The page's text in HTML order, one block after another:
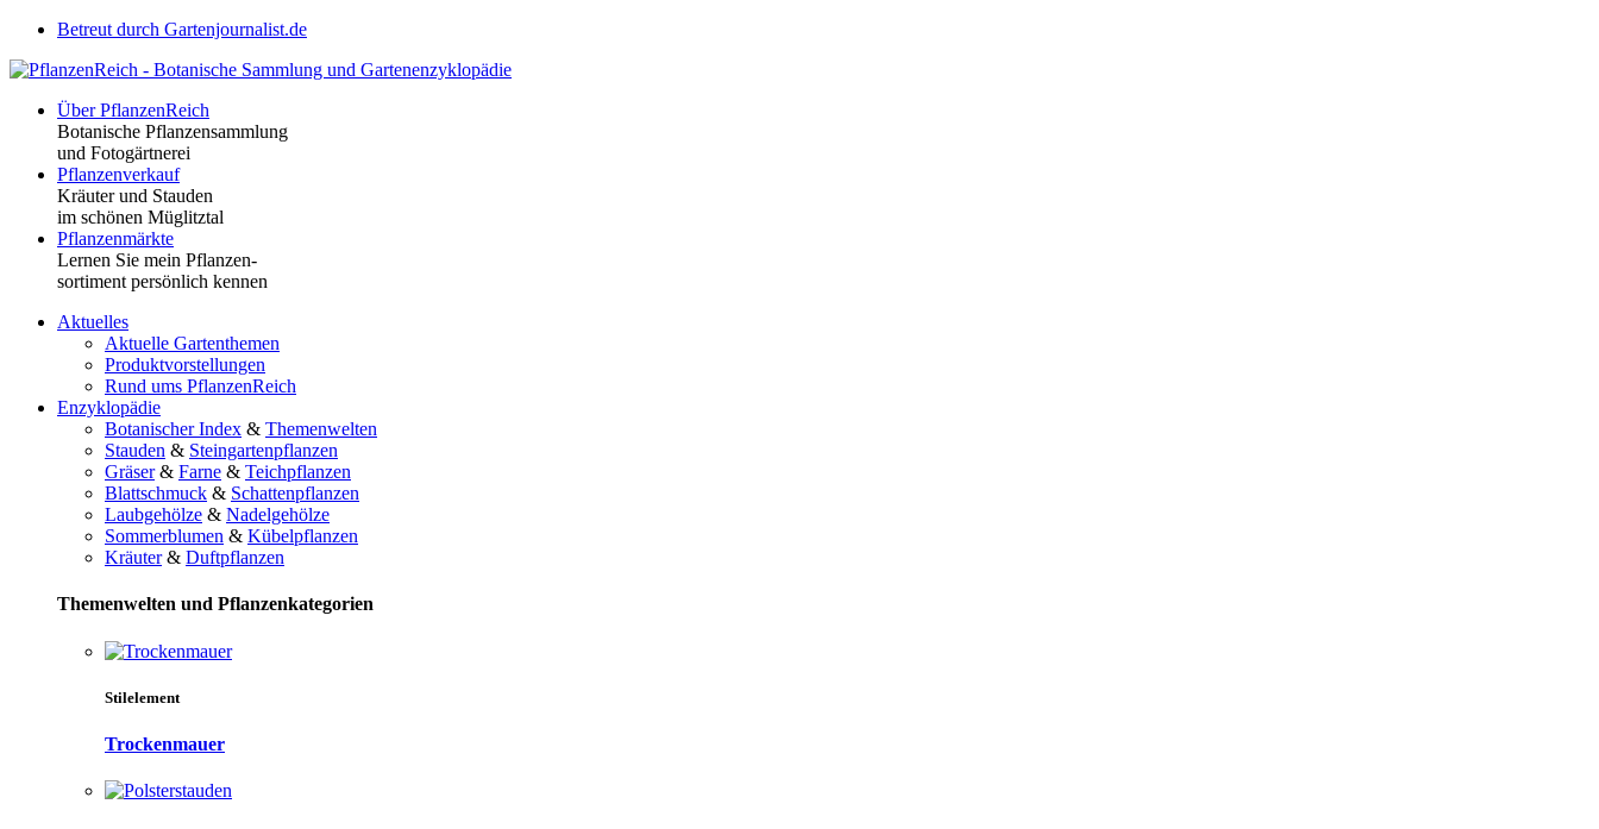
Betreut durch Gartenjournalist.de
Über PflanzenReich
Botanische Pflanzensammlung
und Fotogärtnerei
Pflanzenverkauf
Kräuter und Stauden
im schönen Müglitztal
Pflanzenmärkte
Lernen Sie mein Pflanzen-
sortiment persönlich kennen
Aktuelles
Aktuelle Gartenthemen
Produktvorstellungen
Rund ums PflanzenReich
Enzyklopädie
Botanischer Index & Themenwelten
Stauden & Steingartenpflanzen
Gräser& Farne & Teichpflanzen
Blattschmuck & Schattenpflanzen
Laubgehölze & Nadelgehölze
Sommerblumen & Kübelpflanzen
Kräuter& Duftpflanzen
Themenwelten und Pflanzenkategorien
Stilelement
Trockenmauer